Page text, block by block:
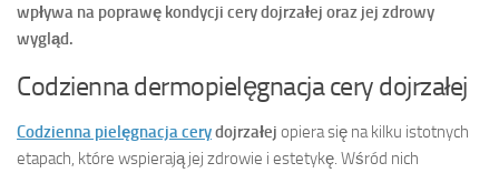
wpływa na poprawę kondycji cery dojrzałej oraz jej zdrowy
wygląd.
Codzienna dermopielęgnacja cery dojrzałej
Codzienna pielęgnacja cerydojrzałej opiera się na kilku istotnych
etapach, które wspierają jej zdrowie i estetykę. Wśród nich